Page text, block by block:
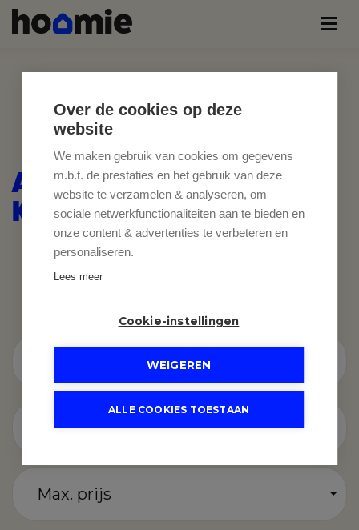
Appartement
Max. prijs
APPARTEMENTEN TE
KOOP
Over de cookies op deze
website
We maken gebruik van cookies om gegevens
m.b.t. de prestaties en het gebruik van deze
website te verzamelen & analyseren, om
sociale netwerkfunctionaliteiten aan te bieden en
onze content & advertenties te verbeteren en
personaliseren.
Lees meer
Cookie-instellingen
WEIGEREN
ALLE COOKIES TOESTAAN